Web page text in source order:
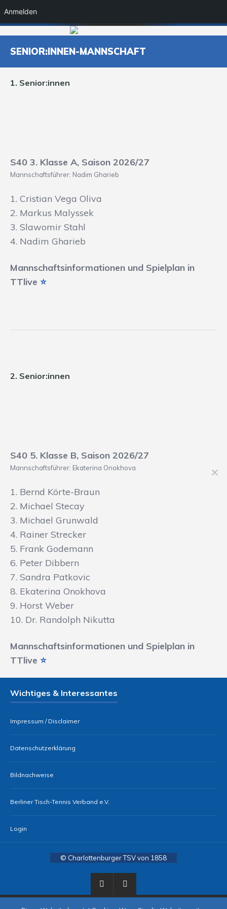
SENIOR:INNEN-MANNSCHAFT
1. Senior:innen
S40 3. Klasse A, Saison 2026/27
Mannschaftsführer: Nadim Gharieb
1. Cristian Vega Oliva
2. Markus Malyssek
3. Slawomir Stahl
4. Nadim Gharieb
Mannschaftsinformationen und Spielplan in
TTlive ⭐
2. Senior:innen
S40 5. Klasse B, Saison 2026/27
Mannschaftsführer: Ekaterina Onokhova
1. Bernd Körte-Braun
2. Michael Stecay
3. Michael Grunwald
4. Rainer Strecker
5. Frank Godemann
6. Peter Dibbern
7. Sandra Patkovic
8. Ekaterina Onokhova
9. Horst Weber
10. Dr. Randolph Nikutta
Mannschaftsinformationen und Spielplan in
TTlive ⭐
Wichtiges & Interessantes
Impressum / Disclaimer
Datenschutzerklärung
Bildnachweise
Berliner Tisch-Tennis Verband e.V.
Login
© Charlottenburger TSV von 1858
Anmelden